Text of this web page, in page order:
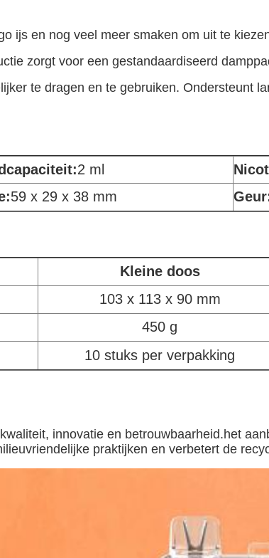
ijs en nog veel meer smaken om uit te
zorgt voor een gestandaardiseerd
te dragen en te gebruiken. Ondersteunt
2 ml
59 x 29 x 38 mm
Kleine doos
103 x 113 x 90 mm
450 g
10 stuks per verpakking
innovatie en betrouwbaarheid.het
praktijken en verbetert de